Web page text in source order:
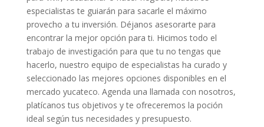
especialistas te guiarán para sacarle el máximo
provecho a tu inversión. Déjanos asesorarte para
encontrar la mejor opción para ti. Hicimos todo el
trabajo de investigación para que tu no tengas que
hacerlo, nuestro equipo de especialistas ha curado y
seleccionado las mejores opciones disponibles en el
mercado yucateco. Agenda una llamada con nosotros,
platícanos tus objetivos y te ofreceremos la poción
ideal según tus necesidades y presupuesto.